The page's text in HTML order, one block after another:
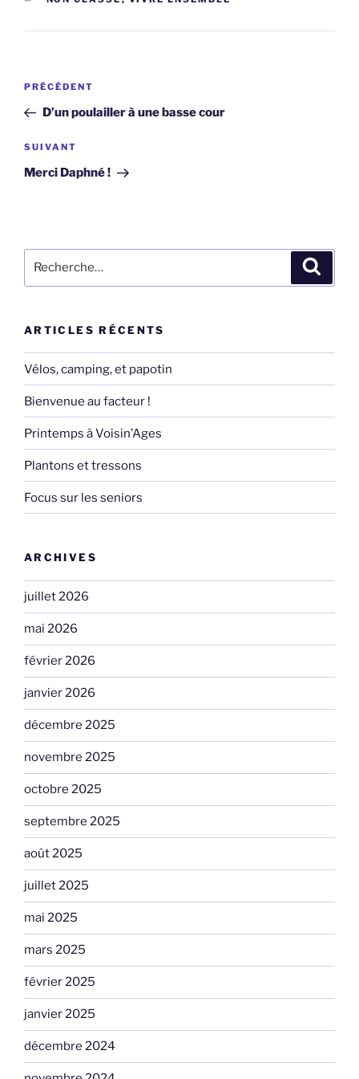
Navigation
l’article
Article
précédent
PRÉCÉDENT
D’un poulailler à une basse cour
Article
suivant
SUIVANT
Merci Daphné !
pour
ARTICLES RÉCENTS
Vélos, camping, et papotin
Bienvenue au facteur !
Printemps à Voisin’Ages
Plantons et tressons
Focus sur les seniors
ARCHIVES
juillet 2026
mai 2026
février 2026
janvier 2026
décembre 2025
novembre 2025
octobre 2025
septembre 2025
août 2025
juillet 2025
mai 2025
mars 2025
février 2025
janvier 2025
décembre 2024